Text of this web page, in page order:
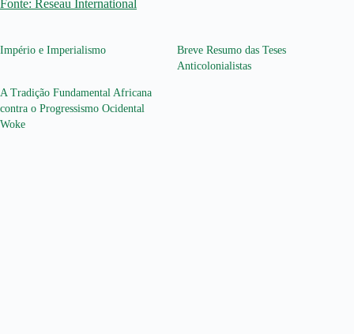
Fonte: Reseau International
Império e Imperialismo
Breve Resumo das Teses
Anticolonialistas
A Tradição Fundamental Africana
contra o Progressismo Ocidental
Woke